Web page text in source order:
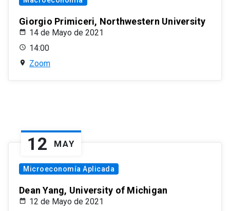
Giorgio Primiceri, Northwestern University
14 de Mayo de 2021
14:00
Zoom
12 MAY
Microeconomía Aplicada
Dean Yang, University of Michigan
12 de Mayo de 2021